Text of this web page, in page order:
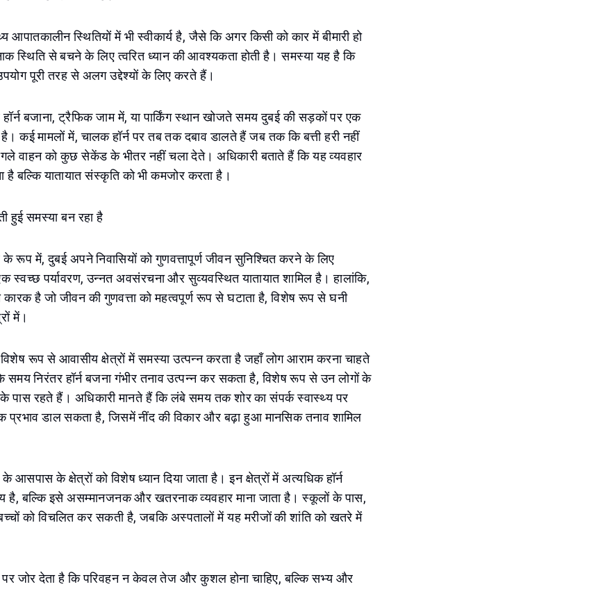
आपातकालीन स्थितियों में भी स्वीकार्य है, जैसे कि अगर किसी को कार में बीमारी हो
स्थिति से बचने के लिए त्वरित ध्यान की आवश्यकता होती है। समस्या यह है कि
पूरी तरह से अलग उद्देश्यों के लिए करते हैं।
हॉर्न बजाना, ट्रैफिक जाम में, या पार्किंग स्थान खोजते समय दुबई की सड़कों पर एक
कई मामलों में, चालक हॉर्न पर तब तक दबाव डालते हैं जब तक कि बत्ती हरी नहीं
वाहन को कुछ सेकेंड के भीतर नहीं चला देते। अधिकारी बताते हैं कि यह व्यवहार
बल्कि यातायात संस्कृति को भी कमजोर करता है।
हुई समस्या बन रहा है
रूप में, दुबई अपने निवासियों को गुणवत्तापूर्ण जीवन सुनिश्चित करने के लिए
स्वच्छ पर्यावरण, उन्नत अवसंरचना और सुव्यवस्थित यातायात शामिल है। हालांकि,
है जो जीवन की गुणवत्ता को महत्वपूर्ण रूप से घटाता है, विशेष रूप से घनी
में।
विशेष रूप से आवासीय क्षेत्रों में समस्या उत्पन्न करता है जहाँ लोग आराम करना चाहते
समय निरंतर हॉर्न बजना गंभीर तनाव उत्पन्न कर सकता है, विशेष रूप से उन लोगों के
पास रहते हैं। अधिकारी मानते हैं कि लंबे समय तक शोर का संपर्क स्वास्थ्य पर
प्रभाव डाल सकता है, जिसमें नींद की विकार और बढ़ा हुआ मानसिक तनाव शामिल
के क्षेत्रों को विशेष ध्यान दिया जाता है। इन क्षेत्रों में अत्यधिक हॉर्न
है, बल्कि इसे असम्मानजनक और खतरनाक व्यवहार माना जाता है। स्कूलों के पास,
को विचलित कर सकती है, जबकि अस्पतालों में यह मरीजों की शांति को खतरे में
पर जोर देता है कि परिवहन न केवल तेज और कुशल होना चाहिए, बल्कि सभ्य और